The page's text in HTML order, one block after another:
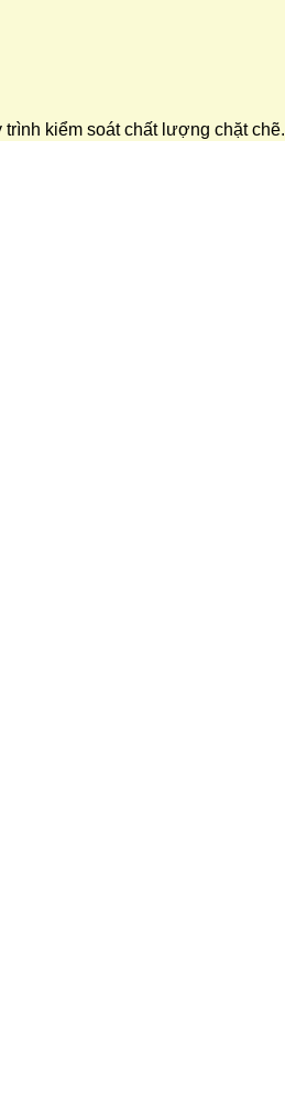
kiểm soát chất lượng chặt chẽ.